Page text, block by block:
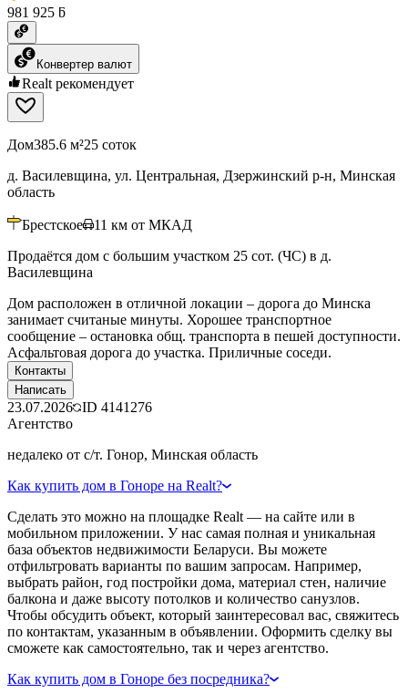
981 925 ƃ
Конвертер валют
Realt рекомендует
Дом385.6 м²25 соток
д. Василевщина, ул. Центральная, Дзержинский р-н, Минская
область
Брестское 11 км от МКАД
Продаётся дом с большим участком 25 сот. (ЧС) в д.
Василевщина
Дом расположен в отличной локации – дорога до Минска
занимает считаные минуты. Хорошее транспортное
сообщение – остановка общ. транспорта в пешей доступности.
Асфальтовая дорога до участка. Приличные соседи.
Контакты
Написать
23.07.2026 ID 4141276
Агентство
недалеко от с/т. Гонор, Минская область
Как купить дом в Гоноре на Realt?
Сделать это можно на площадке Realt — на сайте или в
мобильном приложении. У нас самая полная и уникальная
база объектов недвижимости Беларуси. Вы можете
отфильтровать варианты по вашим запросам. Например,
выбрать район, год постройки дома, материал стен, наличие
балкона и даже высоту потолков и количество санузлов.
Чтобы обсудить объект, который заинтересовал вас, свяжитесь
по контактам, указанным в объявлении. Оформить сделку вы
сможете как самостоятельно, так и через агентство.
Как купить дом в Гоноре без посредника?